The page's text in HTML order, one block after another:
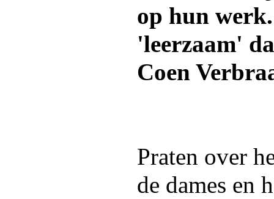
op hun
'leerzaam'
Coen
Praten over
de dames en